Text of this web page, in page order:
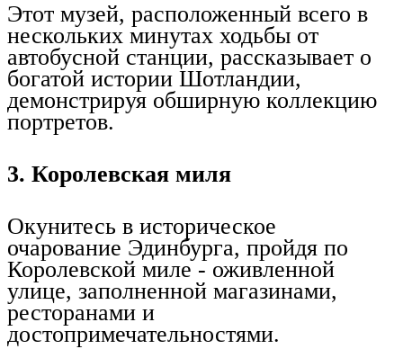
Этот музей, расположенный всего в
нескольких минутах ходьбы от
автобусной станции, рассказывает о
богатой истории Шотландии,
демонстрируя обширную коллекцию
портретов.
3. Королевская миля
Окунитесь в историческое
очарование Эдинбурга, пройдя по
Королевской миле - оживленной
улице, заполненной магазинами,
ресторанами и
достопримечательностями.